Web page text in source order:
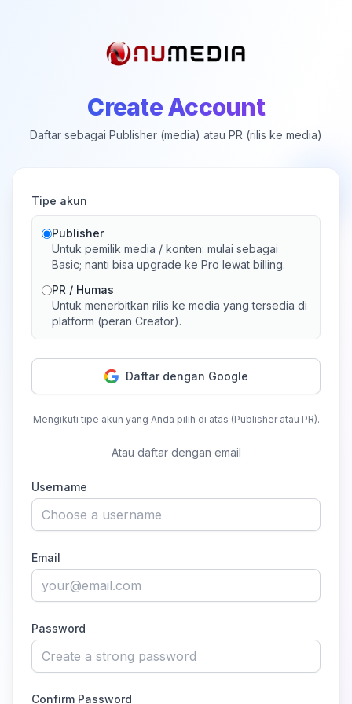
Create Account
Daftar sebagai Publisher (media) atau PR (rilis ke media)
Tipe akun
Publisher
Untuk pemilik media / konten: mulai sebagai
Basic; nanti bisa upgrade ke Pro lewat billing.
PR / Humas
Untuk menerbitkan rilis ke media yang tersedia di
platform (peran Creator).
Daftar dengan Google
Mengikuti tipe akun yang Anda pilih di atas (Publisher atau PR).
Atau daftar dengan email
Username
Email
Password
Confirm Password